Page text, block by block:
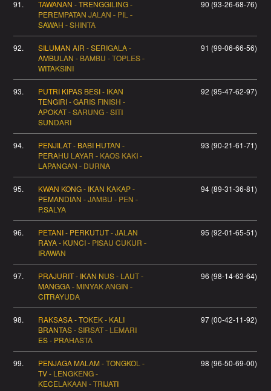
91.
TAWANAN - TRENGGILING -
PEREMPATAN JALAN - PIL -
SAWAH - SHINTA
90 (93-26-68-76)
92.
SILUMAN AIR - SERIGALA -
AMBULAN - BAMBU - TOPLES -
WITAKSINI
91 (99-06-66-56)
93.
PUTRI KIPAS BESI - IKAN
TENGIRI - GARIS FINISH -
APOKAT - SARUNG - SITI
SUNDARI
92 (95-47-62-97)
94.
PENJILAT - BABI HUTAN -
PERAHU LAYAR - KAOS KAKI -
LAPANGAN - DURNA
93 (90-21-61-71)
95.
KWAN KONG - IKAN KAKAP -
PEMANDIAN - JAMBU - PEN -
P.SALYA
94 (89-31-36-81)
96.
PETANI - PERKUTUT - JALAN
RAYA - KUNCI - PISAU CUKUR -
IRAWAN
95 (92-01-65-51)
97.
PRAJURIT - IKAN NUS - LAUT -
MANGGA - MINYAK ANGIN -
CITRAYUDA
96 (98-14-63-64)
98.
RAKSASA - TOKEK - KALI
BRANTAS - SIRSAT - LEMARI
ES - PRAHASTA
97 (00-42-11-92)
99.
PENJAGA MALAM - TONGKOL -
TV - LENGKENG -
KECELAKAAN - TRIJATI
98 (96-50-69-00)